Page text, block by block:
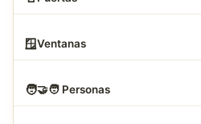
🪟Ventanas
🧑‍🤝‍🧑 Personas